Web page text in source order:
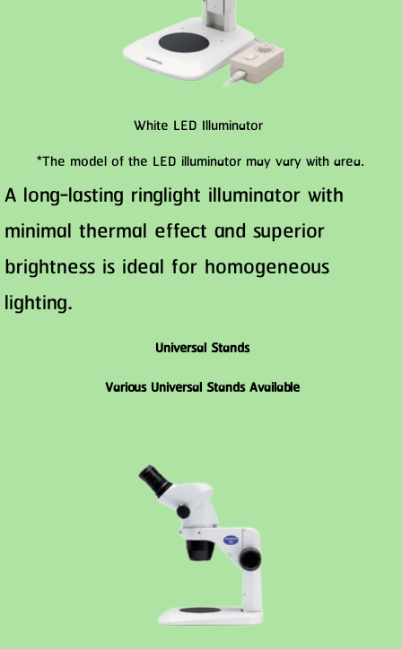
White LED Illuminator
*The model of the LED illuminator may vary with area.
A long-lasting ringlight illuminator with
minimal thermal effect and superior
brightness is ideal for homogeneous
lighting.
Universal Stands
Various Universal Stands Available